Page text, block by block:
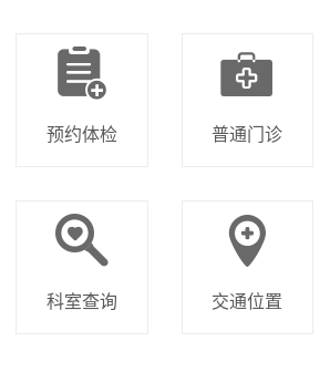
预约体检 普通门诊
科室查询 交通位置